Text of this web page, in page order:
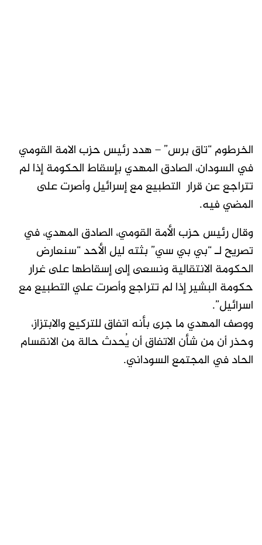
الخرطوم “تاق برس” – هدد رئيس حزب الامة القومي
في السودان، الصادق المهدي بإسقاط الحكومة إذا لم
تتراجع عن قرار التطبيع مع إسرائيل وأصرت على
المضي فيه.
وقال رئيس حزب الأمة القومي، الصادق المهدي، في
تصريح لـ “بي بي سي” بثته ليل الأحد “سنعارض
الحكومة الانتقالية ونسعى إلى إسقاطها على غرار
حكومة البشير إذا لم تتراجع وأصرت علي التطبيع مع
اسرائيل”.
ووصف المهدي ما جرى بأنه اتفاق للتركيع والابتزاز،
وحذر أن من شأن الاتفاق أن يُحدث حالة من الانقسام
الحاد في المجتمع السوداني.